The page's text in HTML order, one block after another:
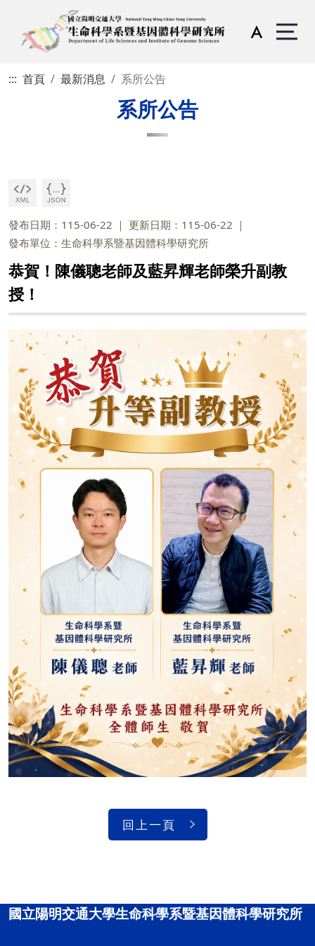
::: 首頁 最新消息 系所公告
系所公告
發布日期：115-06-22
更新日期：115-06-22
發布單位：生命科學系暨基因體科學研究所
恭賀！陳儀聰老師及藍昇輝老師榮升副教
授！
回上一頁
國立陽明交通大學生命科學系暨基因體科學研究所